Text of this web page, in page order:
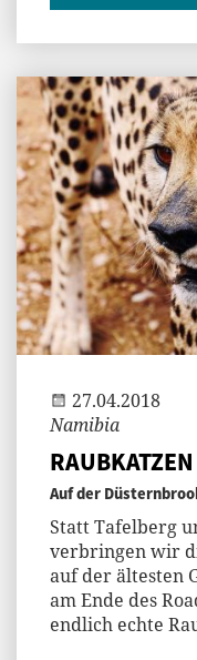
27.04.2018
Namibia
Auf der
Statt Tafelberg
verbringen wir
auf der ältesten
am Ende des
endlich echte